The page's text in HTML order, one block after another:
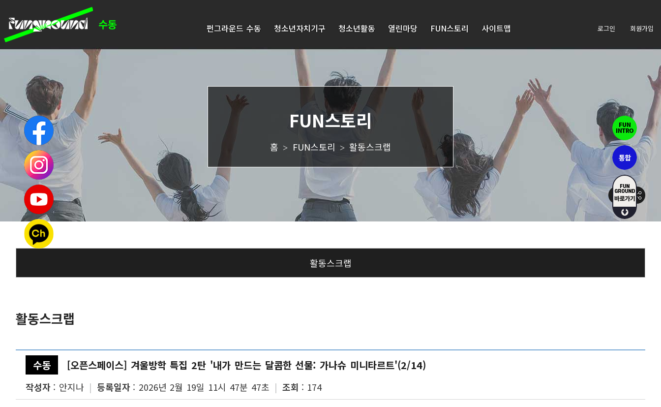
로그인 회원가입
펀그라운드 수동
인사말
연혁
시설안내
조직/연락처
CI소개
고객서비스헌장
오시는길
청소년자치기구
청소년운영
위원회
청소년동아
리
청소년활동
청소
제
문화
체험
놀랩
스페
클래
프로
그램
신청
열린마당
공
자
FUN스토리
활동스
사이트맵
사
인쇄하기
페이스북 공유
네이버 공유
활동스크랩
활동스크랩
홈 > FUN스토리 > 활동스크랩
수동 [오픈스페이스] 겨울방학 특집 2탄 '내가 만드는 달콤한 선물: 가나슈 미니타르트'(2/14)
작성자 안지나 등록일자 2026년 2월 19일 11시 47분 47초 조회 174